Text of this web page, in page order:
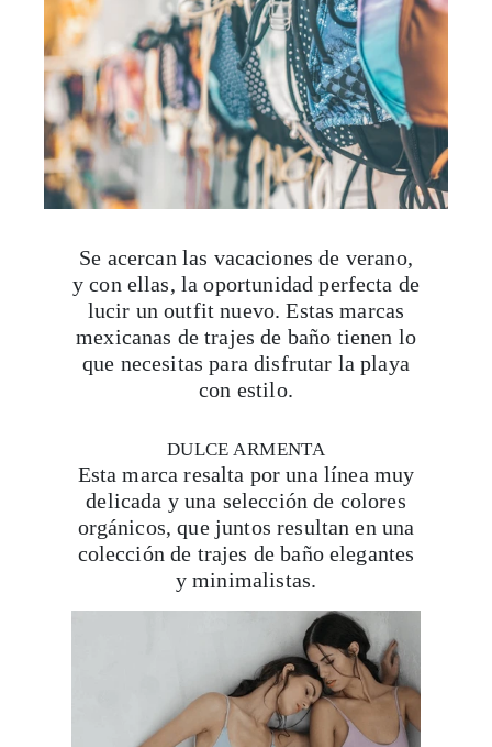
Se acercan las vacaciones de verano,
y con ellas, la oportunidad perfecta de
lucir un outfit nuevo. Estas marcas
mexicanas de trajes de baño tienen lo
que necesitas para disfrutar la playa
con estilo.
DULCE ARMENTA
Esta marca resalta por una línea muy
delicada y una selección de colores
orgánicos, que juntos resultan en una
colección de trajes de baño elegantes
y minimalistas.